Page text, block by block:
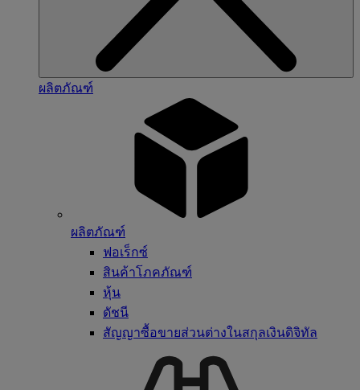
ผลิตภัณฑ์
ผลิตภัณฑ์
ฟอเร็กซ์
สินค้าโภคภัณฑ์
หุ้น
ดัชนี
สัญญาซื้อขายส่วนต่างในสกุลเงินดิจิทัล